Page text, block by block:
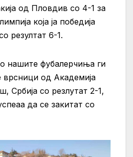
од Пловдив со 4-1 за
која ја победија
резултат 6-1.
нашите фубалерчиња ги
врсници од Академија
Србија со резлутат 2-1,
да се закитат со